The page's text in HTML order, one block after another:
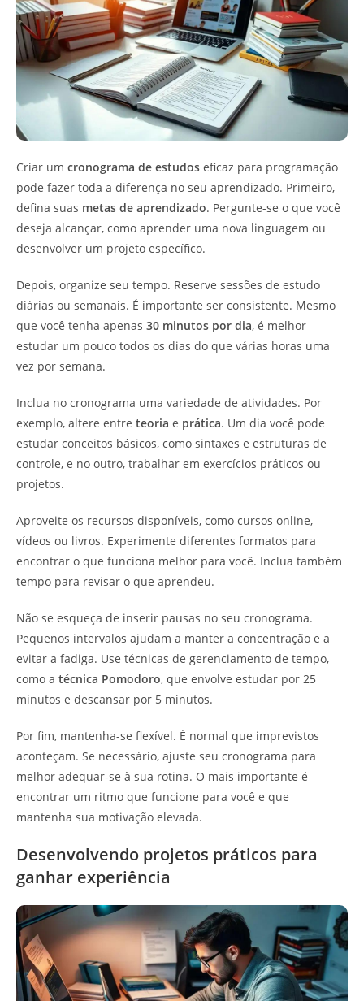
Criar um cronograma de estudos eficaz para programação
pode fazer toda a diferença no seu aprendizado. Primeiro,
defina suas metas de aprendizado. Pergunte-se o que você
deseja alcançar, como aprender uma nova linguagem ou
desenvolver um projeto específico.
Depois, organize seu tempo. Reserve sessões de estudo
diárias ou semanais. É importante ser consistente. Mesmo
que você tenha apenas 30 minutos por dia, é melhor
estudar um pouco todos os dias do que várias horas uma
vez por semana.
Inclua no cronograma uma variedade de atividades. Por
exemplo, altere entre teoria e prática. Um dia você pode
estudar conceitos básicos, como sintaxes e estruturas de
controle, e no outro, trabalhar em exercícios práticos ou
projetos.
Aproveite os recursos disponíveis, como cursos online,
vídeos ou livros. Experimente diferentes formatos para
encontrar o que funciona melhor para você. Inclua também
tempo para revisar o que aprendeu.
Não se esqueça de inserir pausas no seu cronograma.
Pequenos intervalos ajudam a manter a concentração e a
evitar a fadiga. Use técnicas de gerenciamento de tempo,
como a técnica Pomodoro, que envolve estudar por 25
minutos e descansar por 5 minutos.
Por fim, mantenha-se flexível. É normal que imprevistos
aconteçam. Se necessário, ajuste seu cronograma para
melhor adequar-se à sua rotina. O mais importante é
encontrar um ritmo que funcione para você e que
mantenha sua motivação elevada.
Desenvolvendo projetos práticos para
ganhar experiência